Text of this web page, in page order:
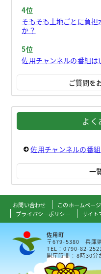
4位
そもそも土地ごとに負
か？
5位
佐用チャンネルの番組は
ご質問を
よく
佐用チャンネルの番
一
お問い合わせ このホームペー
プライバシーポリシー
サイト
佐用町
〒679-5380 兵庫
TEL：0790-82-
開庁時間：8時30分